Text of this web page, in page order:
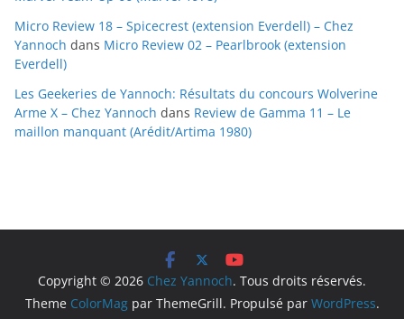
Micro Review 18 – Spicecrest (extension Everdell) – Chez
Yannoch dans Micro Review 02 – Pearlbrook (extension
Everdell)
Les Geekeries de Yannoch: Résultats du concours Wolverine
Arme X – Chez Yannoch dans Review de Gamma 11 – Le
maillon manquant (Arédit/Artima 1980)
Copyright © 2026 Chez Yannoch. Tous droits réservés.
Theme ColorMagpar ThemeGrill. Propulsé par WordPress.